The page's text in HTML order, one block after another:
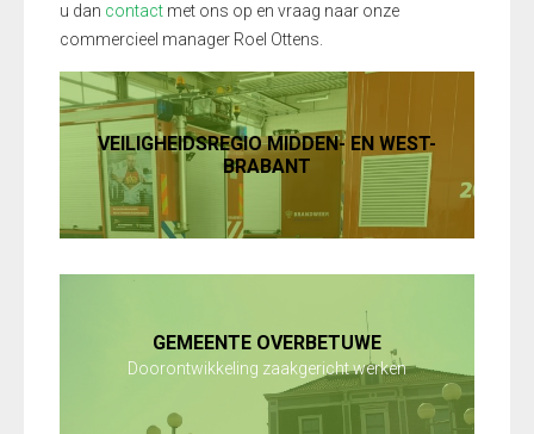
u dan contact met ons op en vraag naar onze
commercieel manager Roel Ottens.
VEILIGHEIDSREGIO MIDDEN- EN WEST-
BRABANT
GEMEENTE OVERBETUWE
Doorontwikkeling zaakgericht werken